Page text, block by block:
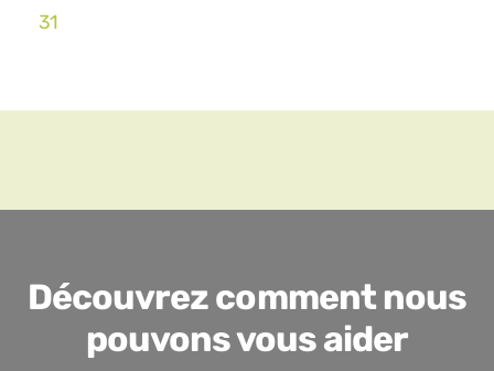
31
Découvrez comment nous
pouvons vous aider